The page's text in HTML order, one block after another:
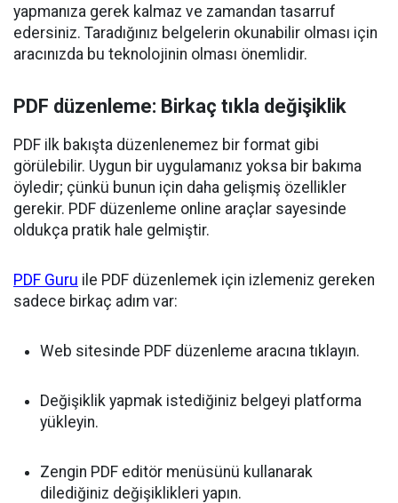
yapmanıza gerek kalmaz ve zamandan tasarruf
edersiniz. Taradığınız belgelerin okunabilir olması için
aracınızda bu teknolojinin olması önemlidir.
PDF düzenleme: Birkaç tıkla değişiklik
PDF ilk bakışta düzenlenemez bir format gibi
görülebilir. Uygun bir uygulamanız yoksa bir bakıma
öyledir; çünkü bunun için daha gelişmiş özellikler
gerekir. PDF düzenleme online araçlar sayesinde
oldukça pratik hale gelmiştir.
PDF Guru ile PDF düzenlemek için izlemeniz gereken
sadece birkaç adım var:
Web sitesinde PDF düzenleme aracına tıklayın.
Değişiklik yapmak istediğiniz belgeyi platforma
yükleyin.
Zengin PDF editör menüsünü kullanarak
dilediğiniz değişiklikleri yapın.